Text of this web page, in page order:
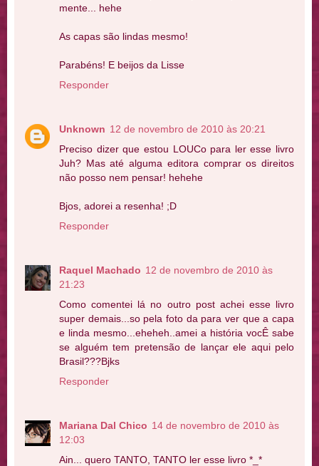
mente... hehe
As capas são lindas mesmo!
Parabéns! E beijos da Lisse
Responder
Unknown 12 de novembro de 2010 às 20:21
Preciso dizer que estou LOUCo para ler esse livro
Juh? Mas até alguma editora comprar os direitos
não posso nem pensar! hehehe
Bjos, adorei a resenha! ;D
Responder
Raquel Machado 12 de novembro de 2010 às
21:23
Como comentei lá no outro post achei esse livro
super demais...so pela foto da para ver que a capa
e linda mesmo...eheheh..amei a história vocÊ sabe
se alguém tem pretensão de lançar ele aqui pelo
Brasil???Bjks
Responder
Mariana Dal Chico 14 de novembro de 2010 às
12:03
Ain... quero TANTO, TANTO ler esse livro *_*